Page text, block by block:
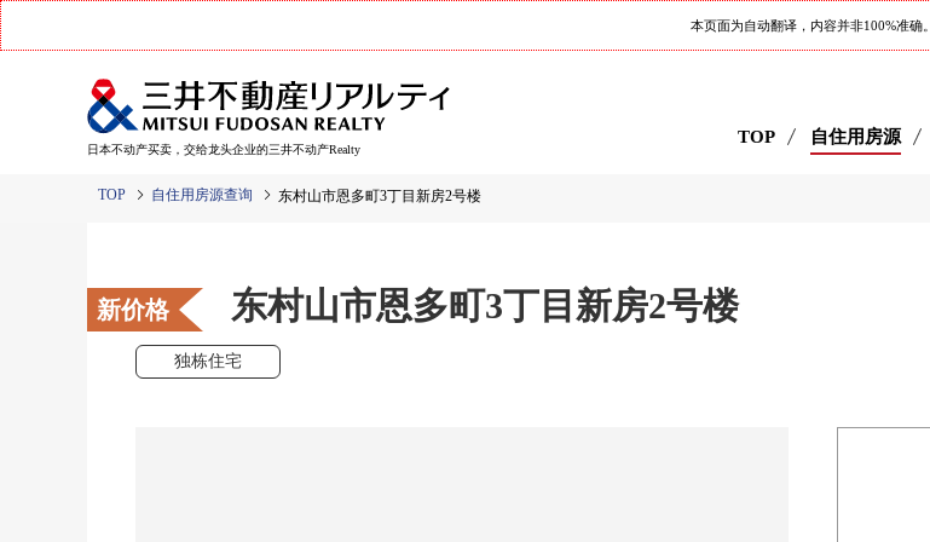
本页面为自动翻译，内容并非100%准确。
日本不动产买卖，交给龙头企业的三井不动产Realty
TOP 自住用房源
TOP 自住用房源查询 东村山市恩多町3丁目新房2号楼
新价格 东村山市恩多町3丁目新房2号楼
独栋住宅